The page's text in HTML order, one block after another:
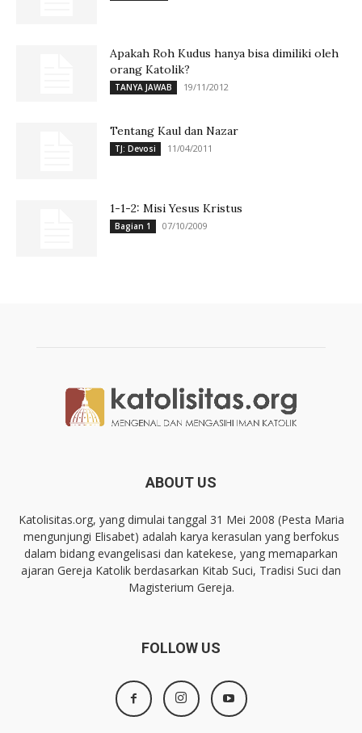
Apakah Roh Kudus hanya bisa dimiliki oleh
orang Katolik?
TANYA JAWAB 19/11/2012
Tentang Kaul dan Nazar
TJ: Devosi 11/04/2011
1-1-2: Misi Yesus Kristus
Bagian 1 07/10/2009
ABOUT US
Katolisitas.org, yang dimulai tanggal 31 Mei 2008 (Pesta Maria
mengunjungi Elisabet) adalah karya kerasulan yang berfokus
dalam bidang evangelisasi dan katekese, yang memaparkan
ajaran Gereja Katolik berdasarkan Kitab Suci, Tradisi Suci dan
Magisterium Gereja.
FOLLOW US